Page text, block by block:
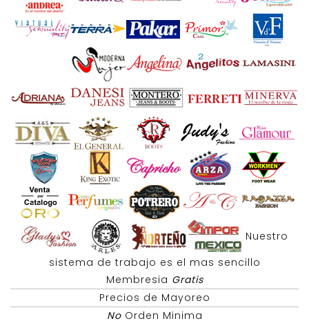
Nuestro
sistema de trabajo es el mas sencillo
Membresia Gratis
Precios de Mayoreo
NoOrden Minima